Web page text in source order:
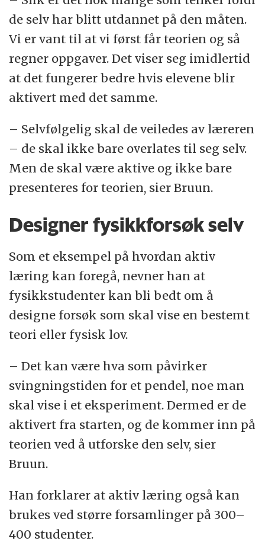
de selv har blitt utdannet på den måten.
Vi er vant til at vi først får teorien og så
regner oppgaver. Det viser seg imidlertid
at det fungerer bedre hvis elevene blir
aktivert med det samme.
– Selvfølgelig skal de veiledes av læreren
– de skal ikke bare overlates til seg selv.
Men de skal være aktive og ikke bare
presenteres for teorien, sier Bruun.
Designer fysikkforsøk selv
Som et eksempel på hvordan aktiv
læring kan foregå, nevner han at
fysikkstudenter kan bli bedt om å
designe forsøk som skal vise en bestemt
teori eller fysisk lov.
– Det kan være hva som påvirker
svingningstiden for et pendel, noe man
skal vise i et eksperiment. Dermed er de
aktivert fra starten, og de kommer inn på
teorien ved å utforske den selv, sier
Bruun.
Han forklarer at aktiv læring også kan
brukes ved større forsamlinger på 300–
400 studenter.